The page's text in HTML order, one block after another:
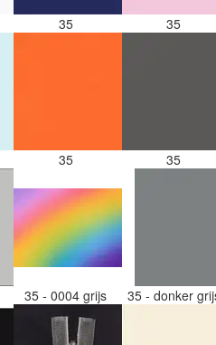
35 35
35 35
35 - 0004 grijs 35 - donker